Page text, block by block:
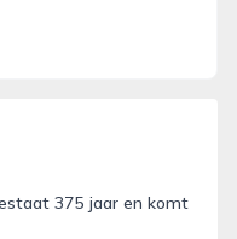
375 jaar en komt